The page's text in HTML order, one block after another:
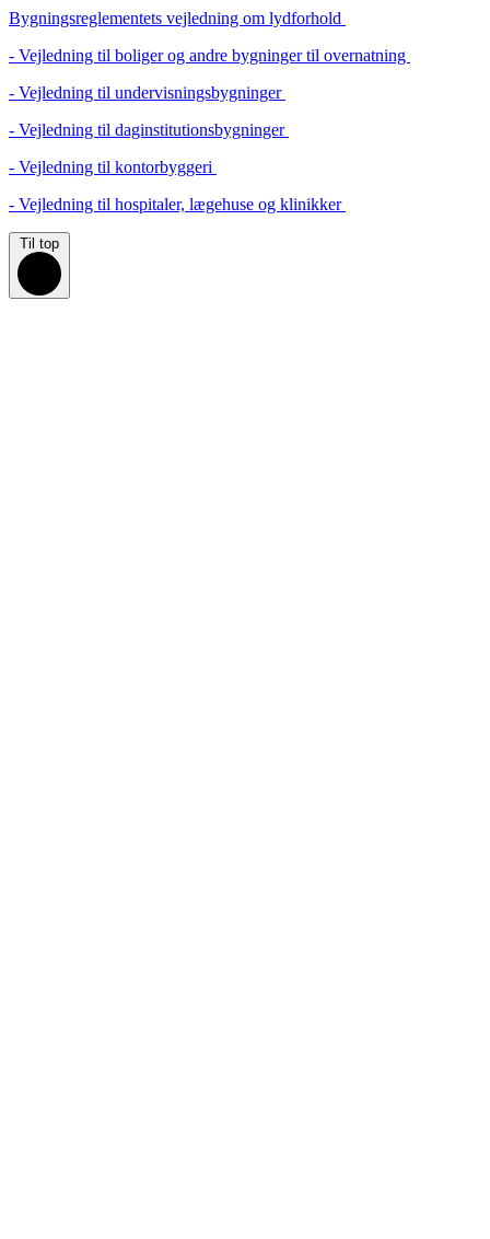
Bygningsreglementets vejledning om lydforhold
- Vejledning til boliger og andre bygninger til overnatning
- Vejledning til undervisningsbygninger
- Vejledning til daginstitutionsbygninger
- Vejledning til kontorbyggeri
- Vejledning til hospitaler, lægehuse og klinikker
Til top